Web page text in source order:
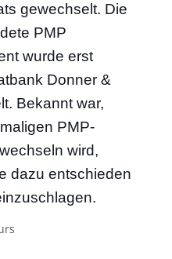
gewechselt. Die
PMP
wurde erst
Donner &
. Bekannt war,
PMP-
wird,
dazu entschieden